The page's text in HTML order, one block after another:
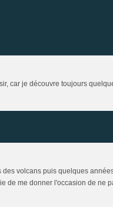
car je découvre toujours
volcans puis quelques
me donner l'occasion de ne